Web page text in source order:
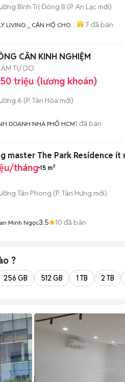
Bình Trị Đông B (P. An Lạc mới)
LIVING _ CĂN HỘ CHO
CƯ - NHÀ Ở
7 đã bán
CẦN KINH NGHIỆM
TỰ DO
triệu (lương khoán)
6 (P. Tân Hòa mới)
DOANH NHÀ PHỐ HCM1 đã bán
master The Park Residence ít
tháng 15 m²
Tân Phong (P. Tân Hưng mới)
Minh Ngọc3.5 10 đã bán
?
256 GB 512 GB 1 TB 2 TB